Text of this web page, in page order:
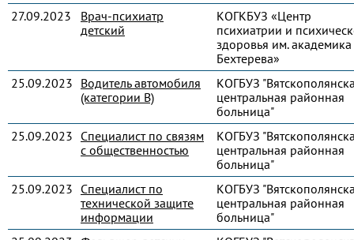
27.09.2023
Врач-психиатр
детский
КОГКБУЗ «Центр
психиатрии и
здоровья им.
Бехтерева»
25.09.2023 Водитель автомобиля
(категории В)
КОГБУЗ
центральная районная
больница"
25.09.2023 Специалист по связям
с общественностью
КОГБУЗ
центральная районная
больница"
25.09.2023 Специалист по
технической защите
информации
КОГБУЗ
центральная районная
больница"